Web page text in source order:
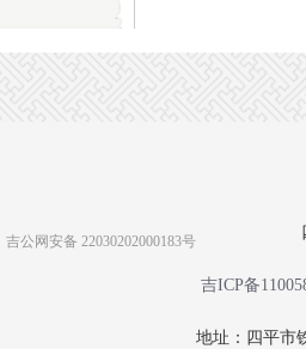
吉公网安备 22030202000183号
吉ICP备
地址：四平市